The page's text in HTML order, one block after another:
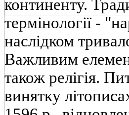
континенту.
термiнологiї -
наслiдком
Важливим
також релiгiя.
винятку